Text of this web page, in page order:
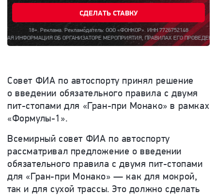
СДЕЛАТЬ СТАВКУ
18+. Реклама. Рекламодатель: ООО «ФОНКОР». ИНН 7726752148
ОБ ОРГАНИЗАТОРЕ МЕРОПРИЯТИЯ, ПРАВИЛАХ ЕГО ПРОВЕДЕНИЯ,
Совет ФИА по автоспорту принял решение
о введении обязательного правила с двумя
пит-стопами для «Гран-при Монако» в рамках
«Формулы-1».
Всемирный совет ФИА по автоспорту
рассматривал предложение о введении
обязательного правила с двумя пит-стопами
для «Гран-при Монако» — как для мокрой,
так и для сухой трассы. Это должно сделать